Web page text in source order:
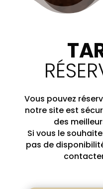
Vous pouvez
notre site est
des
Si vous le
pas de